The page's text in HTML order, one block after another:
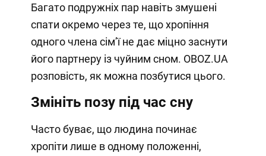
Багато подружніх пар навіть змушені
спати окремо через те, що хропіння
одного члена сімʼї не дає міцно заснути
його партнеру із чуйним сном. OBOZ.UA
розповість, як можна позбутися цього.
Змініть позу під час сну
Часто буває, що людина починає
хропіти лише в одному положенні,